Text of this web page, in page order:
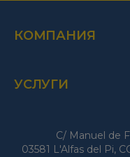
КОМПАНИЯ
УСЛУГИ
C/ Manuel de
03581 L'Alfas del Pi,